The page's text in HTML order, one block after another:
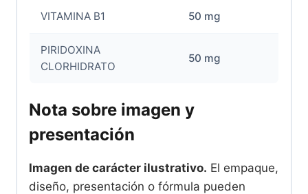
VITAMINA B1 50 mg
PIRIDOXINA
CLORHIDRATO
50 mg
Nota sobre imagen y
presentación
Imagen de carácter ilustrativo. El empaque,
diseño, presentación o fórmula pueden